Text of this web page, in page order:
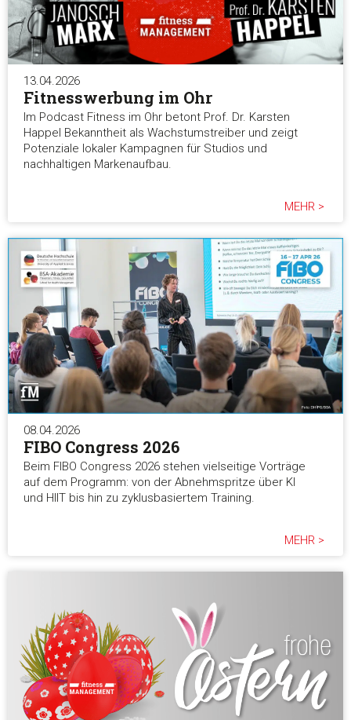
13.04.2026
Fitnesswerbung im Ohr
Im Podcast Fitness im Ohr betont Prof. Dr. Karsten
Happel Bekanntheit als Wachstumstreiber und zeigt
Potenziale lokaler Kampagnen für Studios und
nachhaltigen Markenaufbau.
MEHR >
08.04.2026
FIBO Congress 2026
Beim FIBO Congress 2026 stehen vielseitige Vorträge
auf dem Programm: von der Abnehmspritze über KI
und HIIT bis hin zu zyklusbasiertem Training.
MEHR >